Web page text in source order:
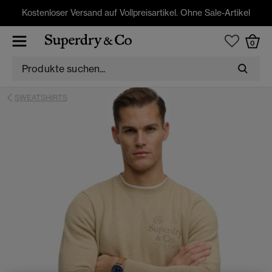
Kostenloser Versand auf Vollpreisartikel. Ohne Sale-Artikel
0
SWEATSHIRTS